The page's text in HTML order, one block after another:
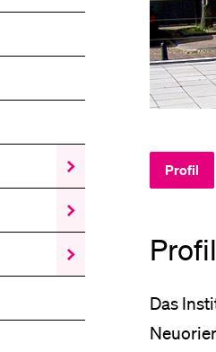
Zeige
das
Tagungen
Workshops
Untermenü
Zeige
das
Critical
Times
Untermenü
Zeige
das
Untermenü
Profil
Profil
Das